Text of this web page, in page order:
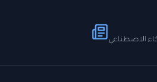
الاصطناعي